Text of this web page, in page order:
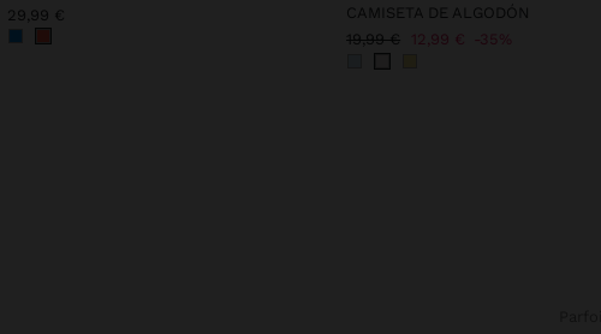
29,99 €
CAMISETA DE ALGODÓN
19,99 € 12,99 € 35%